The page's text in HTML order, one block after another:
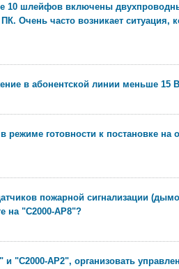
10 шлейфов включены
Очень часто возникает ситуация,
в абонентской линии меньше 15
готовности к постановке на
пожарной сигнализации
на "С2000-АР8"?
АР2", организовать